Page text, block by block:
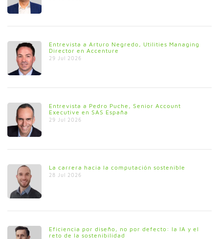
Entrevista a Arturo Negredo, Utilities Managing
Director en Accenture
29 Jul 2026
Entrevista a Pedro Puche, Senior Account
Executive en SAS España
29 Jul 2026
La carrera hacia la computación sostenible
28 Jul 2026
Eficiencia por diseño, no por defecto: la IA y el
reto de la sostenibilidad